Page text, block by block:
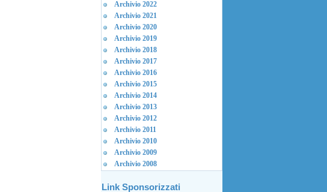
Archivio 2022
Archivio 2021
Archivio 2020
Archivio 2019
Archivio 2018
Archivio 2017
Archivio 2016
Archivio 2015
Archivio 2014
Archivio 2013
Archivio 2012
Archivio 2011
Archivio 2010
Archivio 2009
Archivio 2008
Link Sponsorizzati